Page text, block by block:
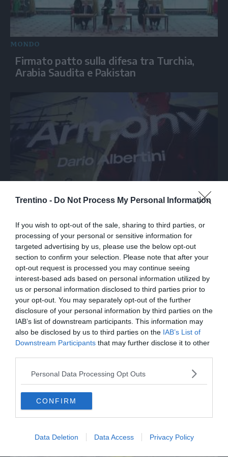
Trentino - Do Not Process My Personal Information
If you wish to opt-out of the sale, sharing to third parties, or
processing of your personal or sensitive information for
targeted advertising by us, please use the below opt-out
section to confirm your selection. Please note that after your
opt-out request is processed you may continue seeing
interest-based ads based on personal information utilized by
us or personal information disclosed to third parties prior to
your opt-out. You may separately opt-out of the further
disclosure of your personal information by third parties on the
IAB’s list of downstream participants. This information may
also be disclosed by us to third parties on the IAB’s List of
Downstream Participants that may further disclose it to other
Personal Data Processing Opt Outs
CONFIRM
Data Deletion Data Access Privacy Policy
MONDO
Firmato patto sulla difesa tra Turchia,
Arabia Saudita e Pakistan
SPETTACOLO
Armony, Mastandrea diretto da Albertini
presenta la sua famiglia diversa ma felice
Joni Sighvatsson: "Il cinema italiano ha
disegnato la mia visione del mondo e del
cinema"